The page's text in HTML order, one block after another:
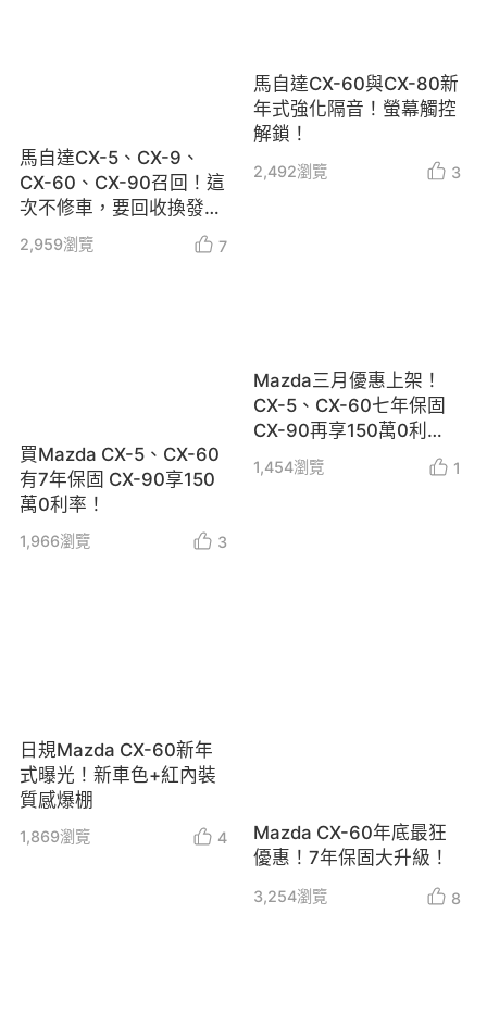
馬自達CX-5、CX-9、
CX-60、CX-90召回！這
次不修車，要回收換發行
照！
2,959瀏覽 7
買Mazda CX-5、CX-60
有7年保固 CX-90享150
萬0利率！
1,966瀏覽 3
日規Mazda CX-60新年
式曝光！新車色+紅內裝
質感爆棚
1,869瀏覽 4
馬自達CX-60與CX-80新
年式強化隔音！螢幕觸控
解鎖！
2,492瀏覽 3
Mazda三月優惠上架！
CX-5、CX-60七年保固
CX-90再享150萬0利
1,454瀏覽 1
Mazda CX-60年底最狂
優惠！7年保固大升級！
3,254瀏覽 8